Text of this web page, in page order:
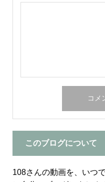
このブログについて
108さんの動画を、いつ